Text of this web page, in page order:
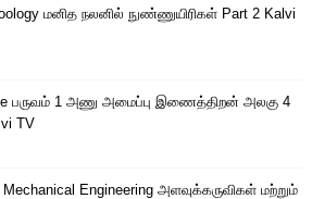
மனித நலனில் நுண்ணுயிரிகள் Part 2 Kalvi
பருவம் 1 அணு அமைப்பு இணைத்திறன் அலகு 4
TV
Mechanical Engineering அளவுக்கருவிகள் மற்றும்